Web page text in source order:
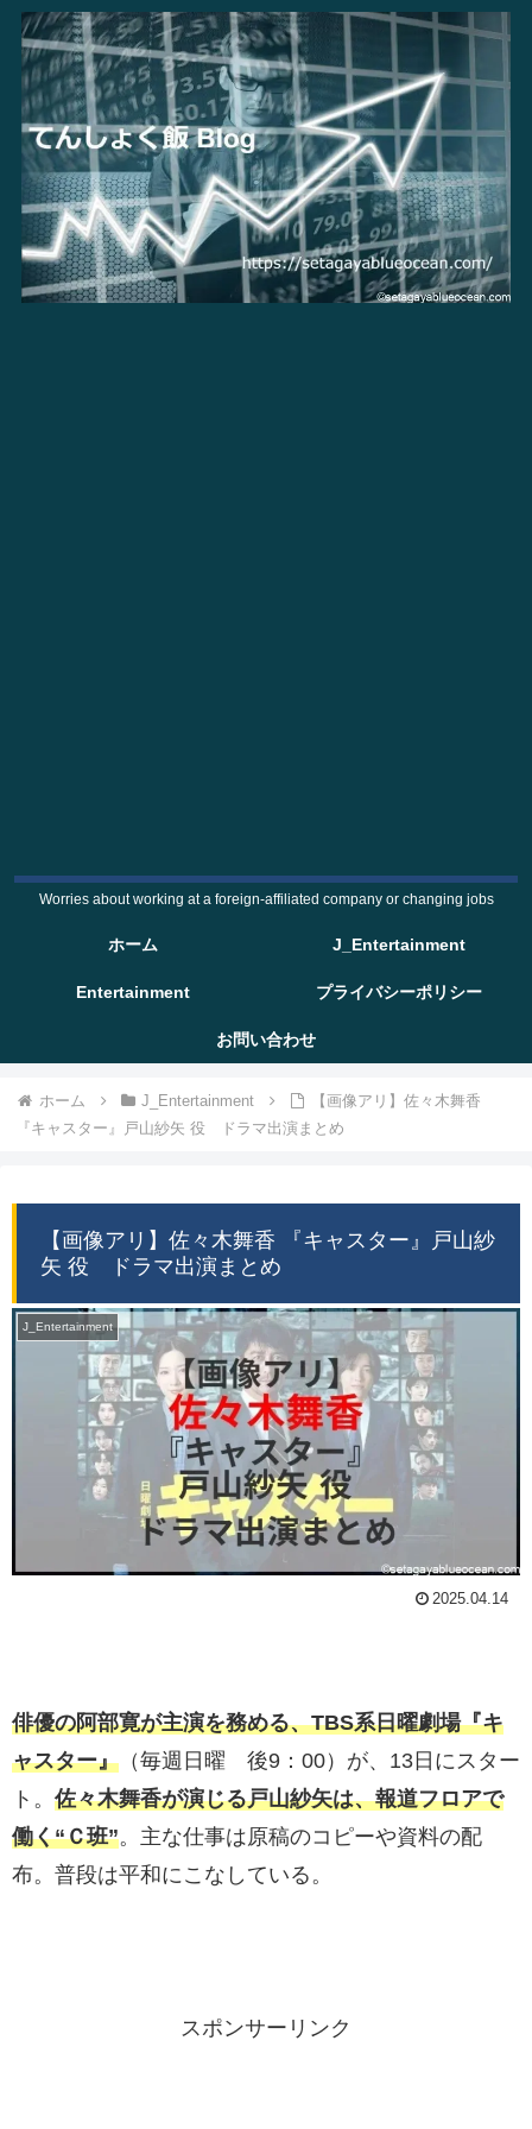
Worries about working at a foreign-affiliated company or changing jobs
ホーム J_Entertainment
Entertainment プライバシーポリシー
お問い合わせ
ホーム J_Entertainment
【画像アリ】佐々木舞香
『キャスター』戸山紗矢 役 ドラマ出演まとめ
【画像アリ】佐々木舞香 『キャスター』戸山紗
矢 役 ドラマ出演まとめ
J_Entertainment
2025.04.14
俳優の阿部寛が主演を務める、TBS系日曜劇場『キ
ャスター』 （毎週日曜 後9：00）が、13日にスター
ト。 佐々木舞香が演じる戸山紗矢は、報道フロアで
働く“Ｃ班”。主な仕事は原稿のコピーや資料の配
布。普段は平和にこなしている。
スポンサーリンク